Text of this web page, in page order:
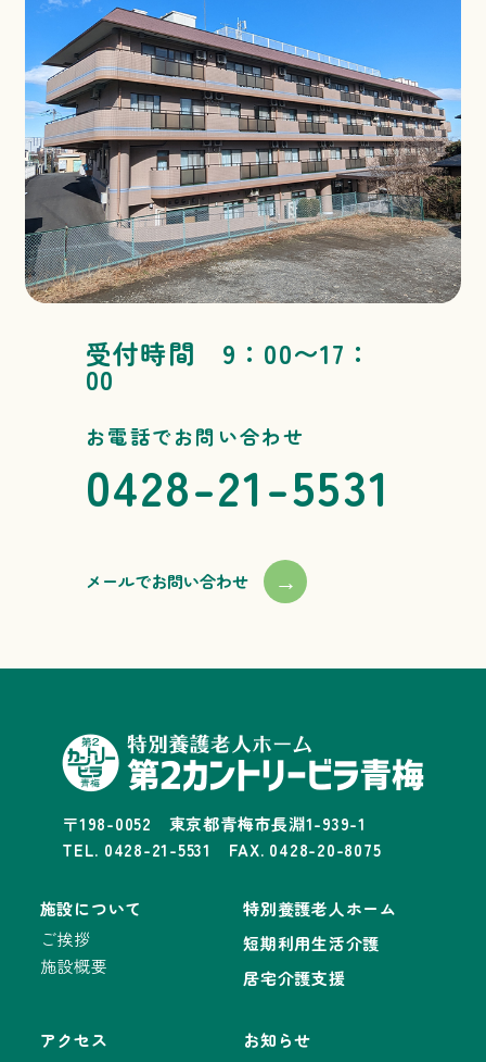
受付時間 9：00〜17：
00
お電話でお問い合わせ
0428-21-5531
メールでお問い合わせ →
〒198-0052 東京都青梅市長淵1-939-1
TEL. 0428-21-5531 FAX. 0428-20-8075
施設について
ご挨拶
施設概要
特別養護老人ホーム
短期利用生活介護
居宅介護支援
アクセス お知らせ